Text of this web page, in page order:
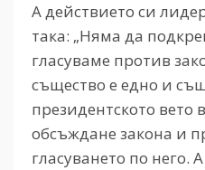
А действието си
така: „Няма да
гласуваме против
същество е едно и
президентското вето
обсъждане закона и
гласуването по него.